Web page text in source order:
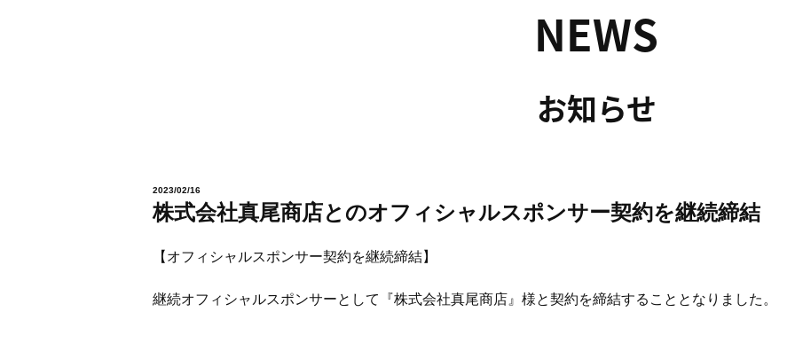
NEWS
お知らせ
2023/02/16
株式会社真尾商店とのオフィシャルスポンサー契約を継続締結
【オフィシャルスポンサー契約を継続締結】
継続オフィシャルスポンサーとして『株式会社真尾商店』様と契約を締結することとなりました。